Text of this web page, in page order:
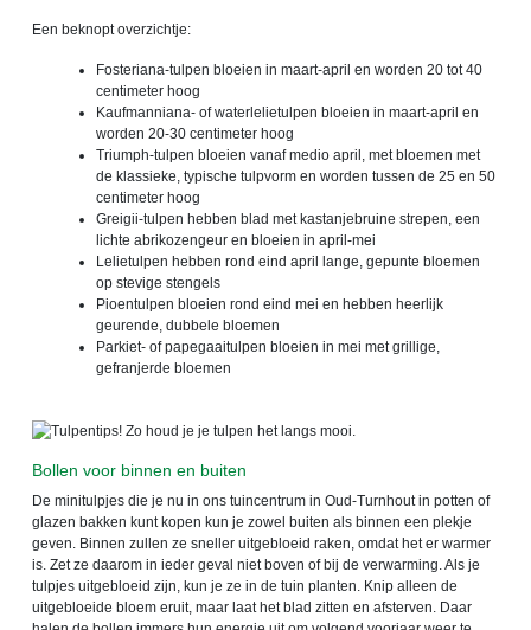
Een beknopt overzichtje:
Fosteriana-tulpen bloeien in maart-april en worden 20 tot 40
centimeter hoog
Kaufmanniana- of waterlelietulpen bloeien in maart-april en
worden 20-30 centimeter hoog
Triumph-tulpen bloeien vanaf medio april, met bloemen met
de klassieke, typische tulpvorm en worden tussen de 25 en 50
centimeter hoog
Greigii-tulpen hebben blad met kastanjebruine strepen, een
lichte abrikozengeur en bloeien in april-mei
Lelietulpen hebben rond eind april lange, gepunte bloemen
op stevige stengels
Pioentulpen bloeien rond eind mei en hebben heerlijk
geurende, dubbele bloemen
Parkiet- of papegaaitulpen bloeien in mei met grillige,
gefranjerde bloemen
Bollen voor binnen en buiten
De minitulpjes die je nu in ons tuincentrum in Oud-Turnhout in potten of
glazen bakken kunt kopen kun je zowel buiten als binnen een plekje
geven. Binnen zullen ze sneller uitgebloeid raken, omdat het er warmer
is. Zet ze daarom in ieder geval niet boven of bij de verwarming. Als je
tulpjes uitgebloeid zijn, kun je ze in de tuin planten. Knip alleen de
uitgebloeide bloem eruit, maar laat het blad zitten en afsterven. Daar